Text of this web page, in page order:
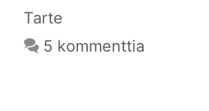
Tarte
5 kommenttia